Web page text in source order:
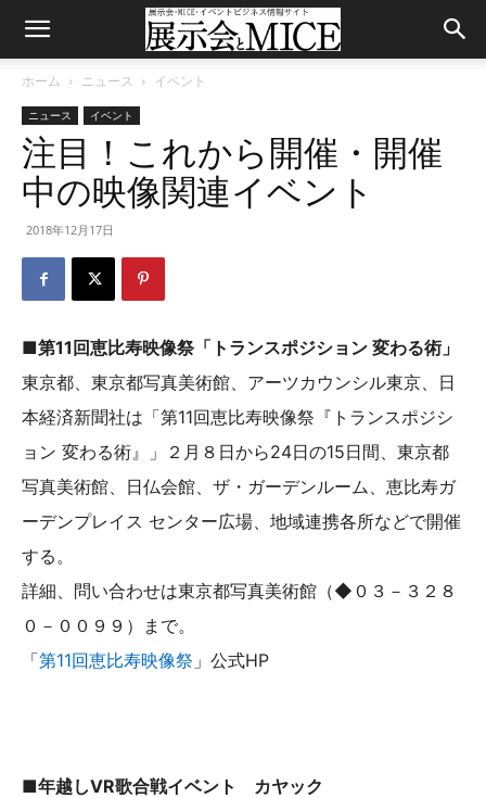
ホーム ニュース イベント
ニュース イベント
注目！これから開催・開催
中の映像関連イベント
2018年12月17日
■第11回恵比寿映像祭「トランスポジション 変わる術」
東京都、東京都写真美術館、アーツカウンシル東京、日
本経済新聞社は「第11回恵比寿映像祭『トランスポジシ
ョン 変わる術』」２月８日から24日の15日間、東京都
写真美術館、日仏会館、ザ・ガーデンルーム、恵比寿ガ
ーデンプレイス センター広場、地域連携各所などで開催
する。
詳細、問い合わせは東京都写真美術館（◆０３－３２８
０－００９９）まで。
「第11回恵比寿映像祭 」公式HP
■年越しVR歌合戦イベント カヤック